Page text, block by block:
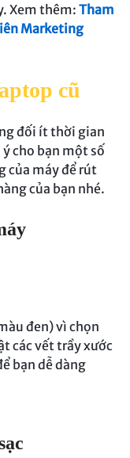
Xem thêm: Tham
Marketing
cũ
đối ít thời gian
cho bạn một số
của máy để rút
của bạn nhé.
đen) vì chọn
các vết trầy xước
bạn dễ dàng